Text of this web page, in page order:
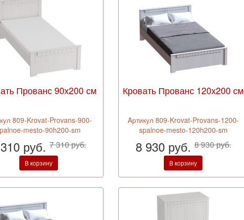
Прованс 90х200 см
809-Krovat-Provans-900-
mesto-90h200-sm
руб.7 310 руб.
В корзину
Кровать Прованс 120х200 см
Aртикул 809-Krovat-Provans-1200-
spalnoe-mesto-120h200-sm
8 930 руб.8 930 руб.
В корзину